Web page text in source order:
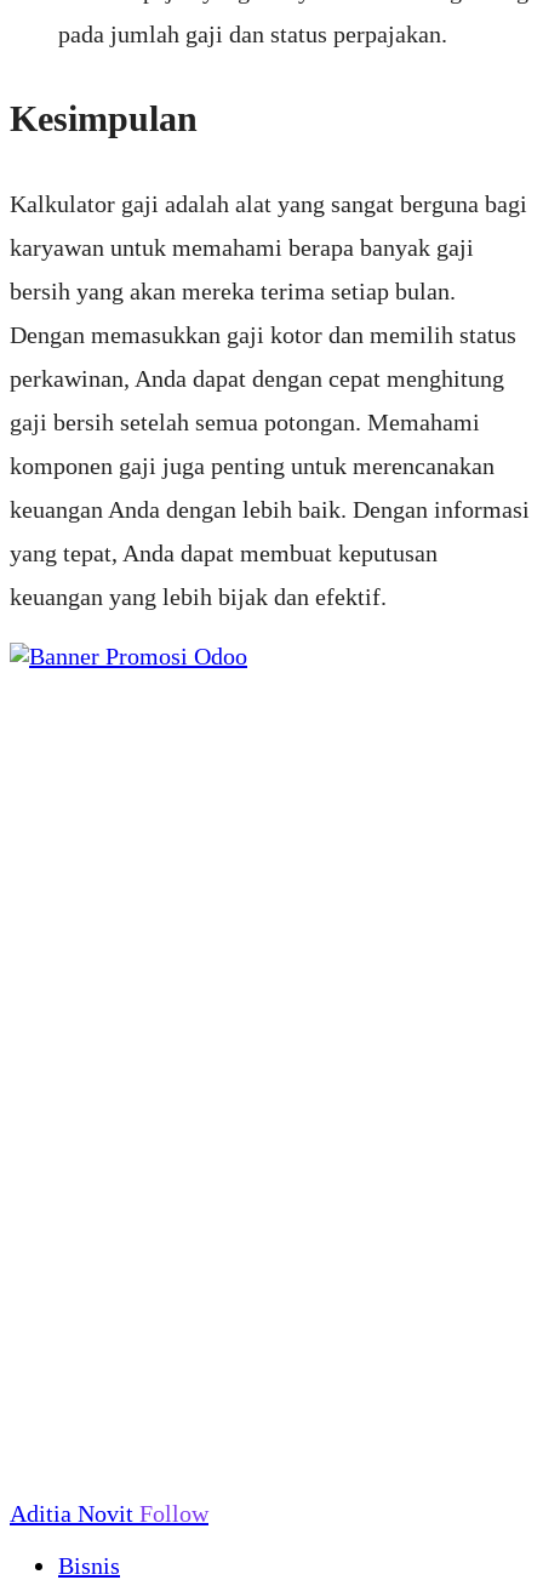
pada jumlah gaji dan status perpajakan.
Kesimpulan
Kalkulator gaji adalah alat yang sangat berguna bagi
karyawan untuk memahami berapa banyak gaji
bersih yang akan mereka terima setiap bulan.
Dengan memasukkan gaji kotor dan memilih status
perkawinan, Anda dapat dengan cepat menghitung
gaji bersih setelah semua potongan. Memahami
komponen gaji juga penting untuk merencanakan
keuangan Anda dengan lebih baik. Dengan informasi
yang tepat, Anda dapat membuat keputusan
keuangan yang lebih bijak dan efektif.
Aditia Novit Follow
Bisnis